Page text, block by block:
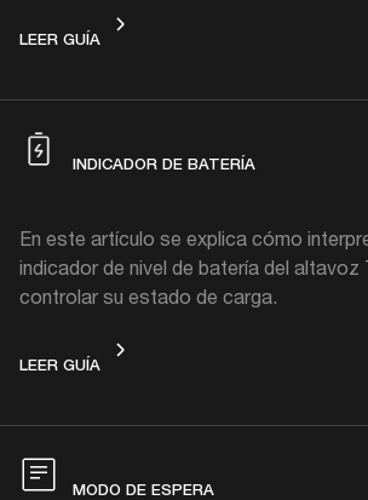
LEER GUÍACARGANDO
INDICADOR DE BATERÍA
En este artículo se explica cómo
indicador de nivel de batería del altavoz
controlar su estado de carga.
LEER GUÍAINDICADOR DE BATERÍA
MODO DE ESPERA